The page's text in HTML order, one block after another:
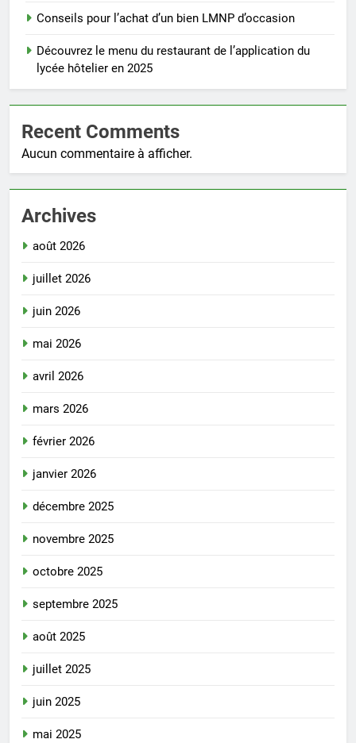
Conseils pour l’achat d’un bien LMNP d’occasion
Découvrez le menu du restaurant de l’application du
lycée hôtelier en 2025
Recent Comments
Aucun commentaire à afficher.
Archives
août 2026
juillet 2026
juin 2026
mai 2026
avril 2026
mars 2026
février 2026
janvier 2026
décembre 2025
novembre 2025
octobre 2025
septembre 2025
août 2025
juillet 2025
juin 2025
mai 2025